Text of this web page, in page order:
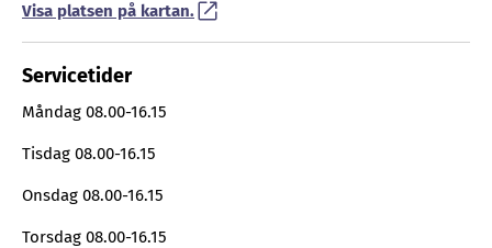
Visa platsen på kartan.
Servicetider
Måndag 08.00-16.15
Tisdag 08.00-16.15
Onsdag 08.00-16.15
Torsdag 08.00-16.15